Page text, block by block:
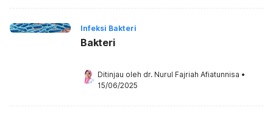
Infeksi Bakteri
Bakteri
Ditinjau oleh dr. Nurul Fajriah Afiatunnisa •
15/06/2025